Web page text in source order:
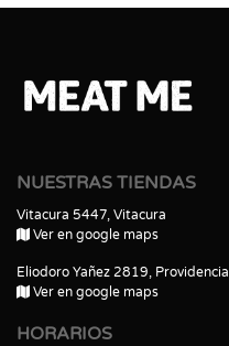
NUESTRAS TIENDAS
Vitacura 5447, Vitacura
Ver en google maps
Eliodoro Yañez 2819, Providencia
Ver en google maps
HORARIOS